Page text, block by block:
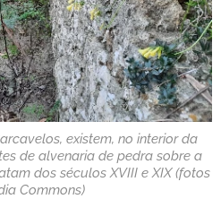
existem, no interior da
de alvenaria de pedra sobre a
dos séculos XVIII e XIX (fotos
Commons)